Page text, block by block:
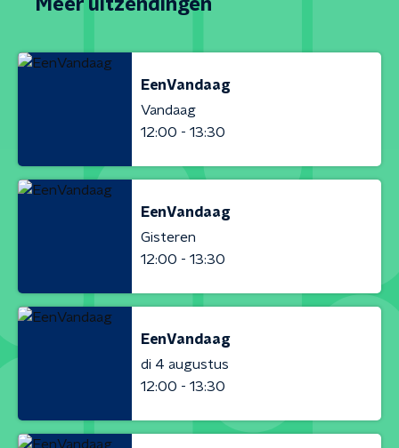
Meer uitzendingen
EenVandaag
Vandaag
12:00 - 13:30
EenVandaag
Gisteren
12:00 - 13:30
EenVandaag
di 4 augustus
12:00 - 13:30